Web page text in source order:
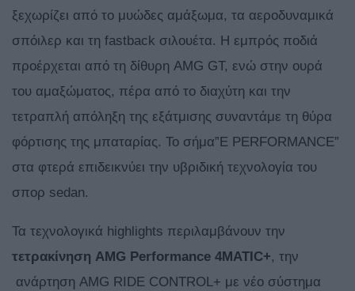
ξεχωρίζει από το μυώδες αμάξωμα, τα αεροδυναμικά
σπόιλερ και τη fastback σιλουέτα. Η εμπρός ποδιά
προέρχεται από τη δίθυρη AMG GT, ενώ στην ουρά
του αμαξώματος, πέρα από το διαχύτη και την
τετραπλή απόληξη της εξάτμισης συναντάμε τη θύρα
φόρτισης της μπαταρίας. Το σήμα”E PERFORMANCE”
στα φτερά επιδεικνύει την υβριδική τεχνολογία του
σπορ sedan.
Τα τεχνολογικά highlights περιλαμβάνουν την
τετρακίνηση AMG Performance 4MATIC+, την
ανάρτηση AMG RIDE CONTROL+ με νέο σύστημα